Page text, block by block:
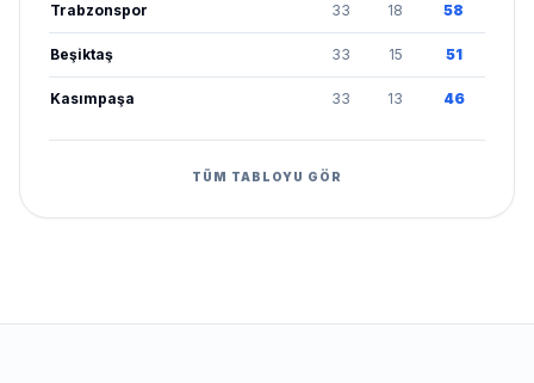
Trabzonspor 33 18 58
Beşiktaş 33 15 51
Kasımpaşa 33 13 46
TÜM TABLOYU GÖR